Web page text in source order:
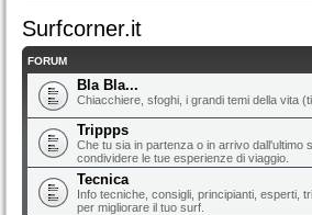
Surfcorner.it
FORUM
Bla Bla...
Chiacchiere, sfoghi, i grandi temi della vita
Trippps
Che tu sia in partenza o in arrivo dall'ultimo
condividere le tue esperienze di viaggio.
Tecnica
Info tecniche, consigli, principianti, esperti,
per migliorare il tuo surf.